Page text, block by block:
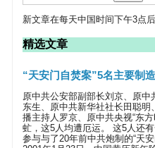
新文章在每天中国时间下午3点
精选文章
“天安门自焚案”5名主要制
原中共公安部副部长刘京、原中
东生、原中共新华社社长田聪明
播主持人罗京、原中共央视“东
虻，这5人均遭厄运。 这5人还
参与与了20年前中共炮制的“天安